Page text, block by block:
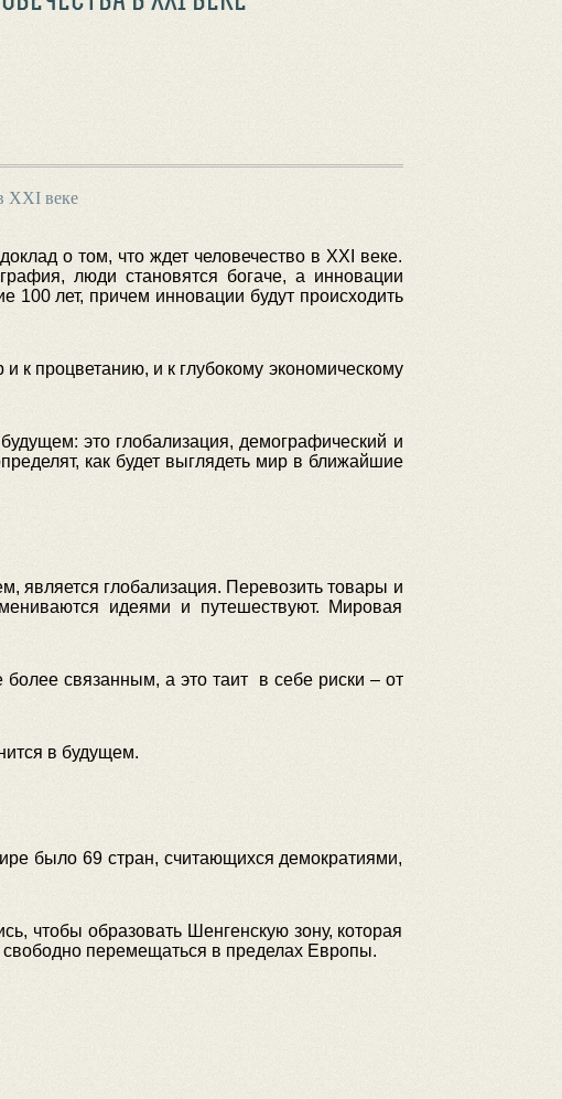
XXI веке
о том, что ждет человечество в XXI веке.
люди становятся богаче, а инновации
100 лет, причем инновации будут происходить
к процветанию, и к глубокому экономическому
это глобализация, демографический и
как будет выглядеть мир в ближайшие
является глобализация. Перевозить товары и
идеями и путешествуют. Мировая
связанным, а это таит в себе риски – от
в будущем.
было 69 стран, считающихся демократиями,
чтобы образовать Шенгенскую зону, которая
свободно перемещаться в пределах Европы.